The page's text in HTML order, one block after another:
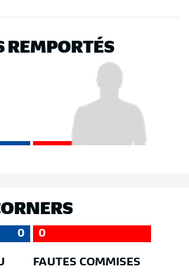
REMPORTÉS
0 0
FAUTES COMMISES